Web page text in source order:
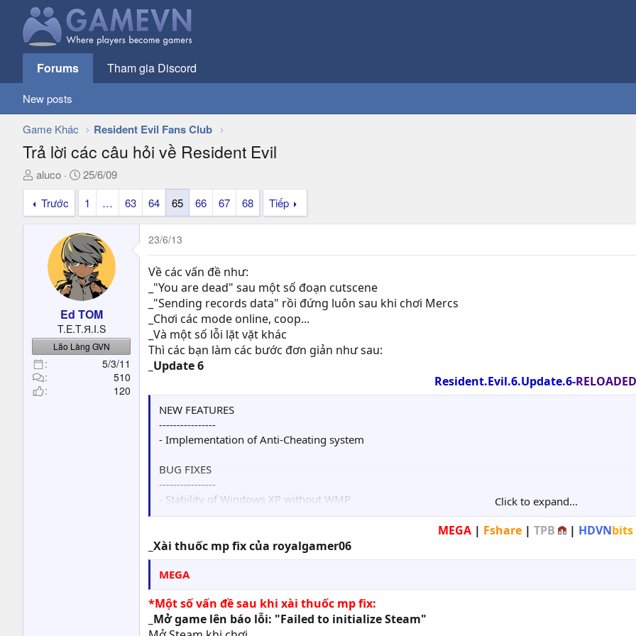
Forums Tham gia Discord
New posts
Game Khác Resident Evil Fans Club
Trả lời các câu hỏi về Resident Evil
T
h
e
e
r
aluco
N
g
à
y
g
ử
i
25/6/09
Trước
1 … 63 64 65 66 67 68 Tiếp
Ed TOM
T.E.T.Я.I.S
Lão Làng GVN
5/3/11
510
120
23/6/13
Về các vấn đề như:
_"You are dead" sau một số đoạn cutscene
_"Sending records data" rồi đứng luôn sau khi chơi Mercs
_Chơi các mode online, coop...
_Và một số lỗi lặt vặt khác
Thì các bạn làm các bước đơn giản như sau:
_Update 6
Resident.Evil.6.Update.6-RELOADED
NEW FEATURES
----------------
- Implementation of Anti-Cheating system
BUG FIXES
----------------
- Stability of Windows XP without WMP
- Change in voice chat function in Agent Hunt Mode
A number of other issues have also been fixed.​
Click to expand...
MEGA| Fshare| TPB | HDVNbits
_Xài thuốc mp fix của royalgamer06
MEGA
*Một số vấn đề sau khi xài thuốc mp fix:
_Mở game lên báo lỗi: "Failed to initialize Steam"